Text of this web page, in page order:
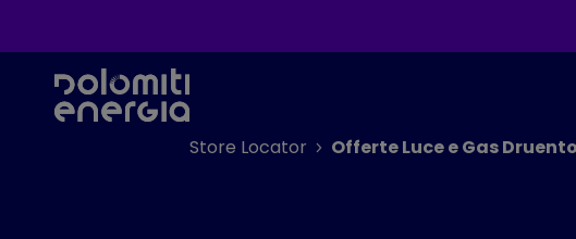
Store Locator Offerte Luce e Gas